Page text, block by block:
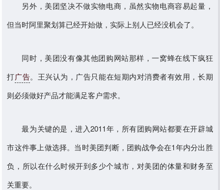
另外，美团坚决不做实物电商，虽然实物电商容易起量，
但当时阿里聚划算已经开始做，实际上别人已经没机会了。
同时，美团没有像其他团购网站那样，一窝蜂在线下疯狂
打广告。王兴认为，广告只能在短期内对消费者有效用，长期
则必须做好产品才能满足客户需求。
最为关键的是，进入2011年，所有团购网站都要在开辟城
市这件事上做选择。当时美团判断，团购战争会在1年内分出胜
负，所以在什么时候开到多少个城市，对美团的体量和财务至
关重要。